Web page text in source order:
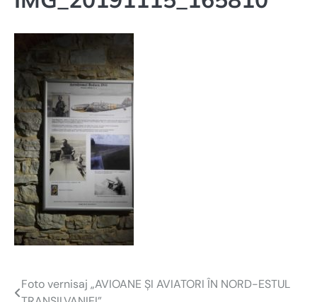
Navigare
Foto vernisaj „AVIOANE ŞI AVIATORI ÎN NORD-ESTUL